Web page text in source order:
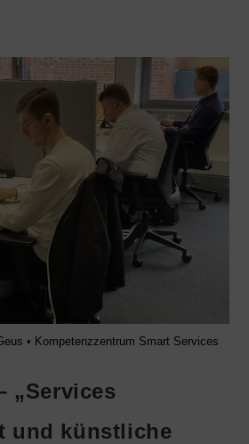
• Kompetenzzentrum Smart Services
„Services
und künstliche